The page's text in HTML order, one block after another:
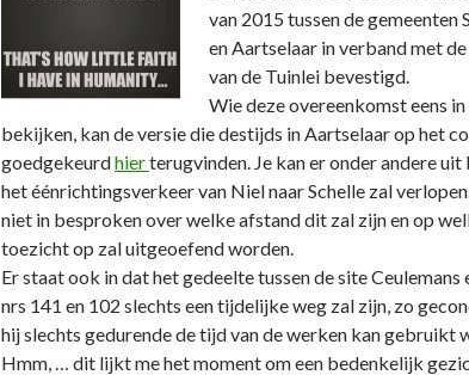
van 2015 tussen de gemeenten
en Aartselaar in verband met
van de Tuinlei bevestigd.
Wie deze overeenkomst eens
bekijken, kan de versie die destijds in Aartselaar op het
goedgekeurdhierterugvinden. Je kan er onder andere uit
het éénrichtingsverkeer van Niel naar Schelle zal
niet in besproken over welke afstand dit zal zijn en op
toezicht op zal uitgeoefend worden.
Er staat ook in dat het gedeelte tussen de site Ceulemans
nrs 141 en 102 slechts een tijdelijke weg zal zijn, zo
hij slechts gedurende de tijd van de werken kan gebruikt
Hmm, … dit lijkt me het moment om een bedenkelijk